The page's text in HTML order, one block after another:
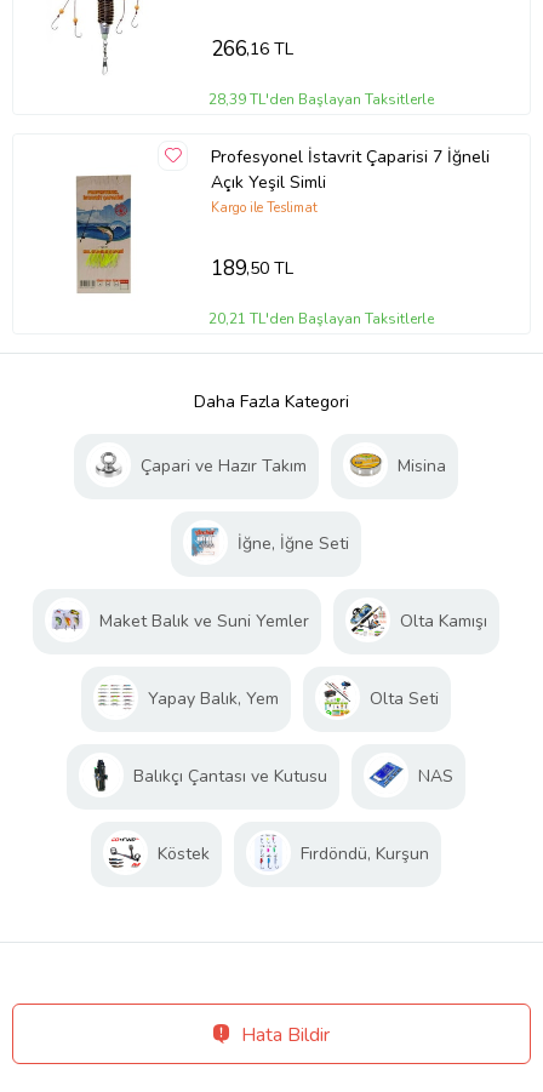
266,16 TL
28,39 TL'den Başlayan Taksitlerle
Profesyonel İstavrit Çaparisi 7 İğneli
Açık Yeşil Simli
Kargo ile Teslimat
189,50 TL
20,21 TL'den Başlayan Taksitlerle
Daha Fazla Kategori
Çapari ve Hazır Takım Misina
İğne, İğne Seti
Maket Balık ve Suni Yemler Olta Kamışı
Yapay Balık, Yem Olta Seti
Balıkçı Çantası ve Kutusu NAS
Köstek Fırdöndü, Kurşun
Hata Bildir